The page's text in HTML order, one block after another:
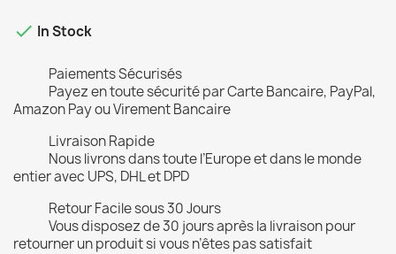
 In Stock
Paiements Sécurisés
Payez en toute sécurité par Carte Bancaire, PayPal,
Amazon Pay ou Virement Bancaire
Livraison Rapide
Nous livrons dans toute l’Europe et dans le monde
entier avec UPS, DHL et DPD
Retour Facile sous 30 Jours
Vous disposez de 30 jours après la livraison pour
retourner un produit si vous n’êtes pas satisfait